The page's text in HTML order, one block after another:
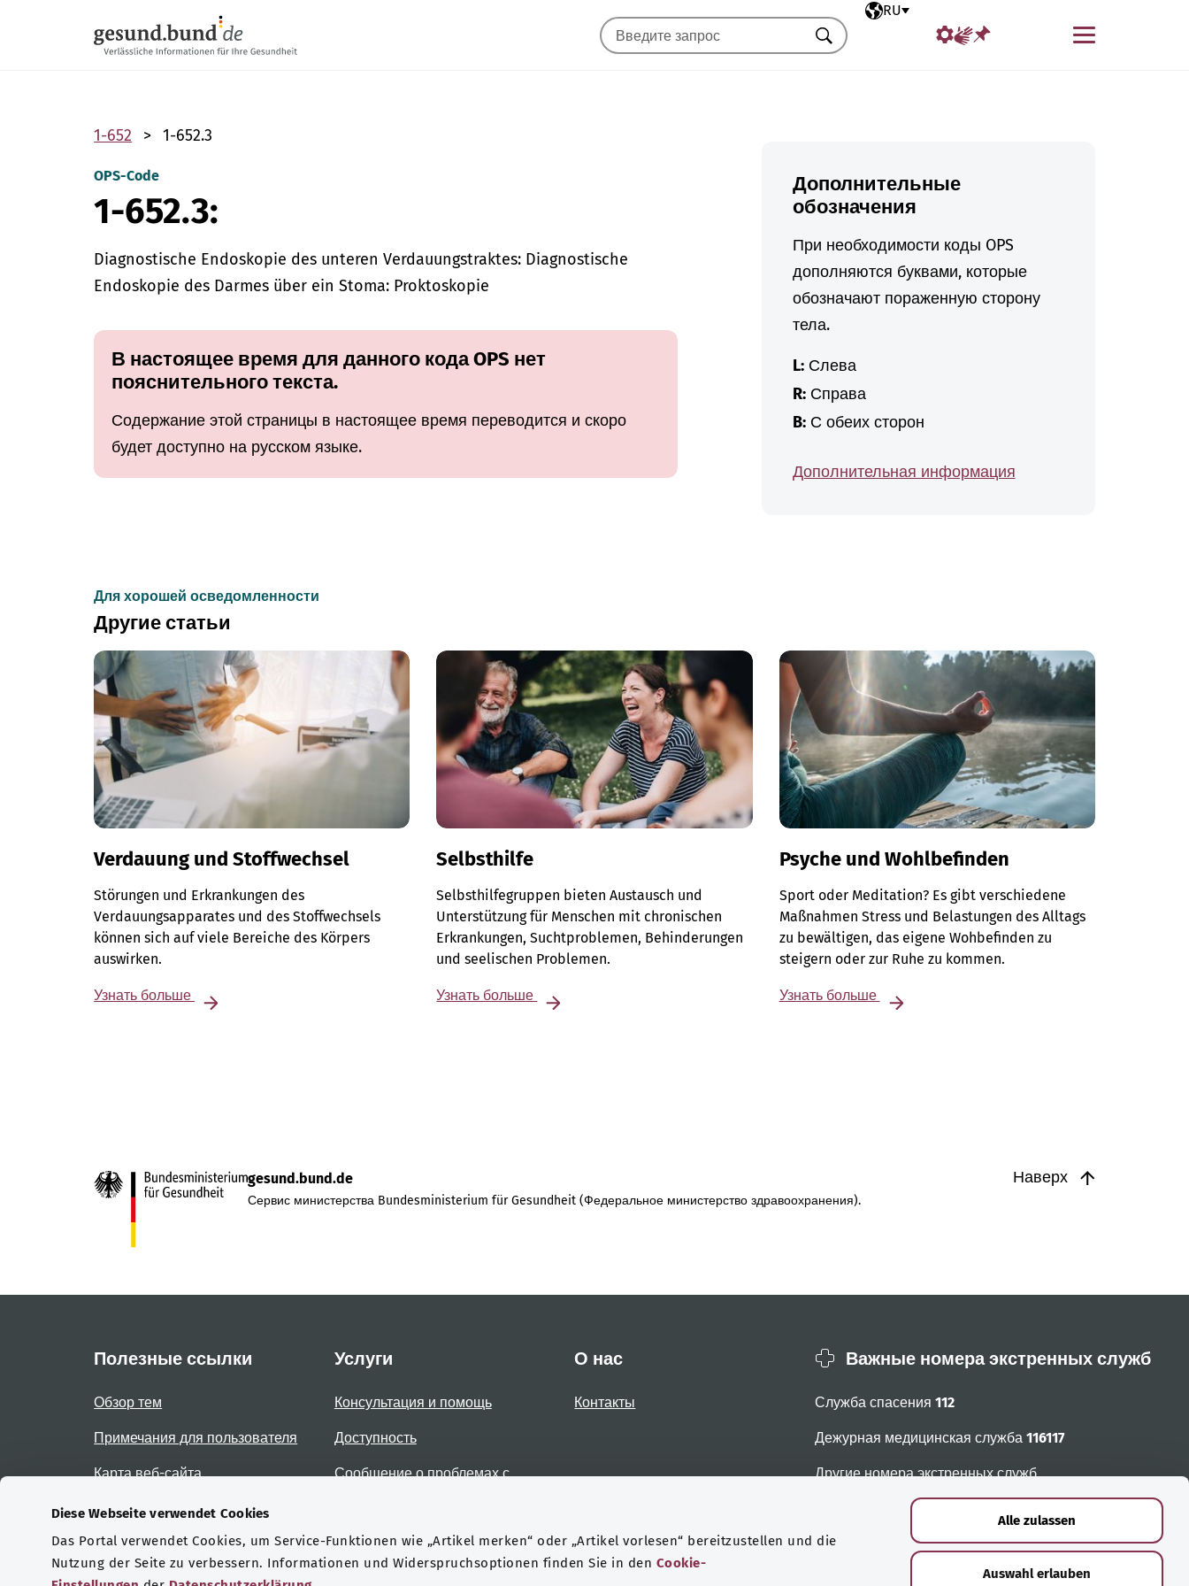
Diese Webseite verwendet Cookies
Das Portal verwendet Cookies, um Service-Funktionen wie „Artikel merken“ oder „Artikel vorlesen“ bereitzustellen und die
Nutzung der Seite zu verbessern. Informationen und Widerspruchsoptionen finden Sie in den Cookie-
Alle zulassen
Auswahl erlauben
Выбранный язык
RU
Меню
Искать
1-652 1-652.3
OPS-Code
1-652.3:
Diagnostische Endoskopie des unteren Verdauungstraktes: Diagnostische
Endoskopie des Darmes über ein Stoma: Proktoskopie
В настоящее время для данного кода OPS нет
пояснительного текста.
Содержание этой страницы в настоящее время переводится и скоро
будет доступно на русском языке.
Дополнительные
обозначения
При необходимости коды OPS
дополняются буквами, которые
обозначают пораженную сторону
тела.
L:Слева
R:Справа
B:С обеих сторон
Дополнительная информация
Для хорошей осведомленности
Другие статьи
Verdauung und Stoffwechsel
Störungen und Erkrankungen des
Verdauungsapparates und des Stoffwechsels
können sich auf viele Bereiche des Körpers
auswirken.
Узнать больше
Selbsthilfe
Selbsthilfegruppen bieten Austausch und
Unterstützung für Menschen mit chronischen
Erkrankungen, Suchtproblemen, Behinderungen
und seelischen Problemen.
Узнать больше
Psyche und Wohlbefinden
Sport oder Meditation? Es gibt verschiedene
Maßnahmen Stress und Belastungen des Alltags
zu bewältigen, das eigene Wohbefinden zu
steigern oder zur Ruhe zu kommen.
Узнать больше
Наверх
gesund.bund.de
Сервис министерства Bundesministerium für Gesundheit (Федеральное министерство здравоохранения).
Полезные ссылки
Обзор тем
Примечания для пользователя
Карта веб-сайта
Услуги
Консультация и помощь
Доступность
Сообщение о проблемах с
О нас
Контакты
Важные номера экстренных служб
Служба спасения 112
Дежурная медицинская служба 116117
Другие номера экстренных служб
Сертификаты